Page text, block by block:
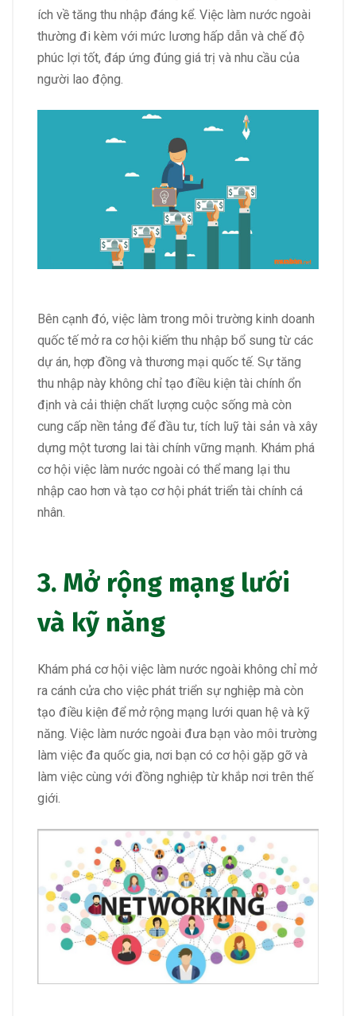
ích về tăng thu nhập đáng kể. Việc làm nước ngoài
thường đi kèm với mức lương hấp dẫn và chế độ
phúc lợi tốt, đáp ứng đúng giá trị và nhu cầu của
người lao động.
Bên cạnh đó, việc làm trong môi trường kinh doanh
quốc tế mở ra cơ hội kiếm thu nhập bổ sung từ các
dự án, hợp đồng và thương mại quốc tế. Sự tăng
thu nhập này không chỉ tạo điều kiện tài chính ổn
định và cải thiện chất lượng cuộc sống mà còn
cung cấp nền tảng để đầu tư, tích luỹ tài sản và xây
dựng một tương lai tài chính vững mạnh. Khám phá
cơ hội việc làm nước ngoài có thể mang lại thu
nhập cao hơn và tạo cơ hội phát triển tài chính cá
nhân.
3. Mở rộng mạng lưới
và kỹ năng
Khám phá cơ hội việc làm nước ngoài không chỉ mở
ra cánh cửa cho việc phát triển sự nghiệp mà còn
tạo điều kiện để mở rộng mạng lưới quan hệ và kỹ
năng. Việc làm nước ngoài đưa bạn vào môi trường
làm việc đa quốc gia, nơi bạn có cơ hội gặp gỡ và
làm việc cùng với đồng nghiệp từ khắp nơi trên thế
giới.